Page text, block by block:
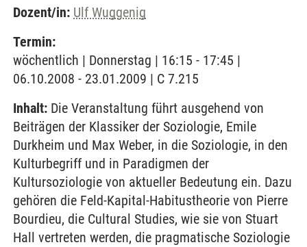
Dozent/in: Ulf Wuggenig
Termin:
wöchentlich | Donnerstag | 16:15 - 17:45 |
06.10.2008 - 23.01.2009 | C 7.215
Inhalt: Die Veranstaltung führt ausgehend von
Beiträgen der Klassiker der Soziologie, Emile
Durkheim und Max Weber, in die Soziologie, in den
Kulturbegriff und in Paradigmen der
Kultursoziologie von aktueller Bedeutung ein. Dazu
gehören die Feld-Kapital-Habitustheorie von Pierre
Bourdieu, die Cultural Studies, wie sie von Stuart
Hall vertreten werden, die pragmatische Soziologie